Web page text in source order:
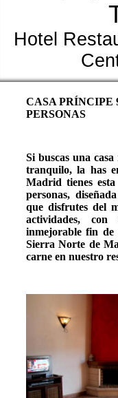
Hotel
CASA PRÍNCIPE
PERSONAS
Si buscas una
tranquilo, la has
Madrid tienes
personas,
que disfrutes del
actividades,
inmejorable fin de
Sierra Norte de
carne en nuestro